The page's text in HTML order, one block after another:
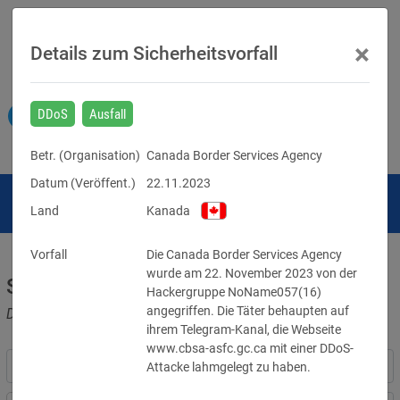
Sicherheitsvorfälle
Datenpannen, Cyber-Angriffe und Schwachstellen
Details zum Sicherheitsvorfall ×
DDoS Ausfall
Betr. (Organisation) Canada Border Services Agency
Datum (Veröffent.)
22.11.2023
Land
Kanada
Vorfall
Die Canada Border Services Agency
wurde am 22. November 2023 von der
Hackergruppe NoName057(16)
angegriffen. Die Täter behaupten auf
ihrem Telegram-Kanal, die Webseite
www.cbsa-asfc.gc.ca mit einer DDoS-
Attacke lahmgelegt zu haben.